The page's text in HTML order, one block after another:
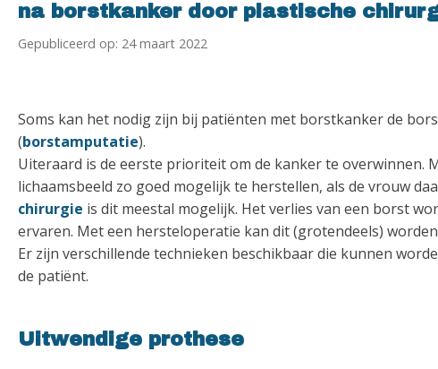
na borstkanker door plastische
Gepubliceerd op: 24 maart 2022
Soms kan het nodig zijn bij patiënten met borstkanker de
(borstamputatie).
Uiteraard is de eerste prioriteit om de kanker te overwinnen.
lichaamsbeeld zo goed mogelijk te herstellen, als de vrouw
chirurgie is dit meestal mogelijk. Het verlies van een borst
ervaren. Met een hersteloperatie kan dit (grotendeels)
Er zijn verschillende technieken beschikbaar die kunnen
de patiënt.
Uitwendige prothese